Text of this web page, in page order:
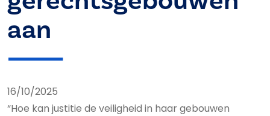
aan
16/10/2025
“Hoe kan justitie de veiligheid in haar gebouwen